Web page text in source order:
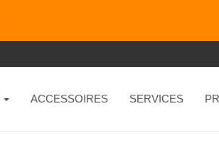
ACCESSOIRES SERVICES